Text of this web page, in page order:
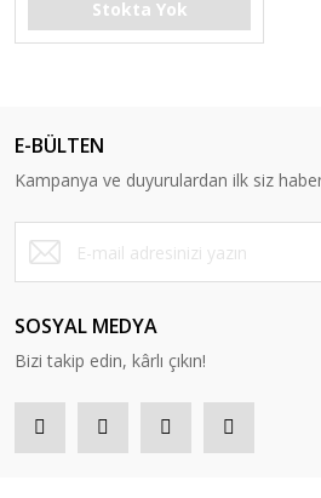
Stokta Yok
E-BÜLTEN
Kampanya ve duyurulardan ilk siz
SOSYAL MEDYA
Bizi takip edin, kârlı çıkın!